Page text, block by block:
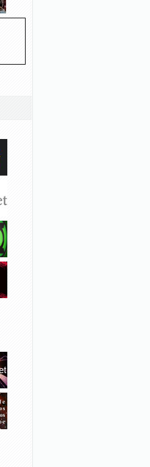
AAAAAAAAAFk/u8d6kvYMhVc/